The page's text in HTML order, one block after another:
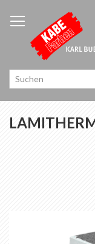
Inhalt
springen